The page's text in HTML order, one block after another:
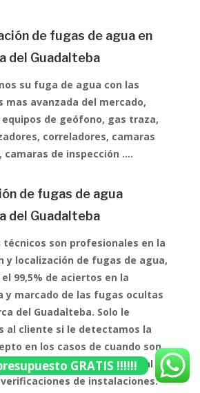
de fugas de agua en
del Guadalteba
su fuga de agua con las
mas avanzada del mercado,
de geófono, gas traza,
correladores, camaras
camaras de inspección ….
de fugas de agua
del Guadalteba
técnicos son profesionales en la
y localización de fugas de agua,
99,5% de aciertos en la
y marcado de las fugas ocultas
del Guadalteba. Solo le
al cliente si le detectamos la
en los casos de cuando son
que siempre informamos al
de instalaciones.
GRATIS !!!!!!